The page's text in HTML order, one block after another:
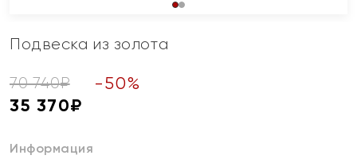
Подвеска из золота
70 740₽ -50%
35 370₽
Информация